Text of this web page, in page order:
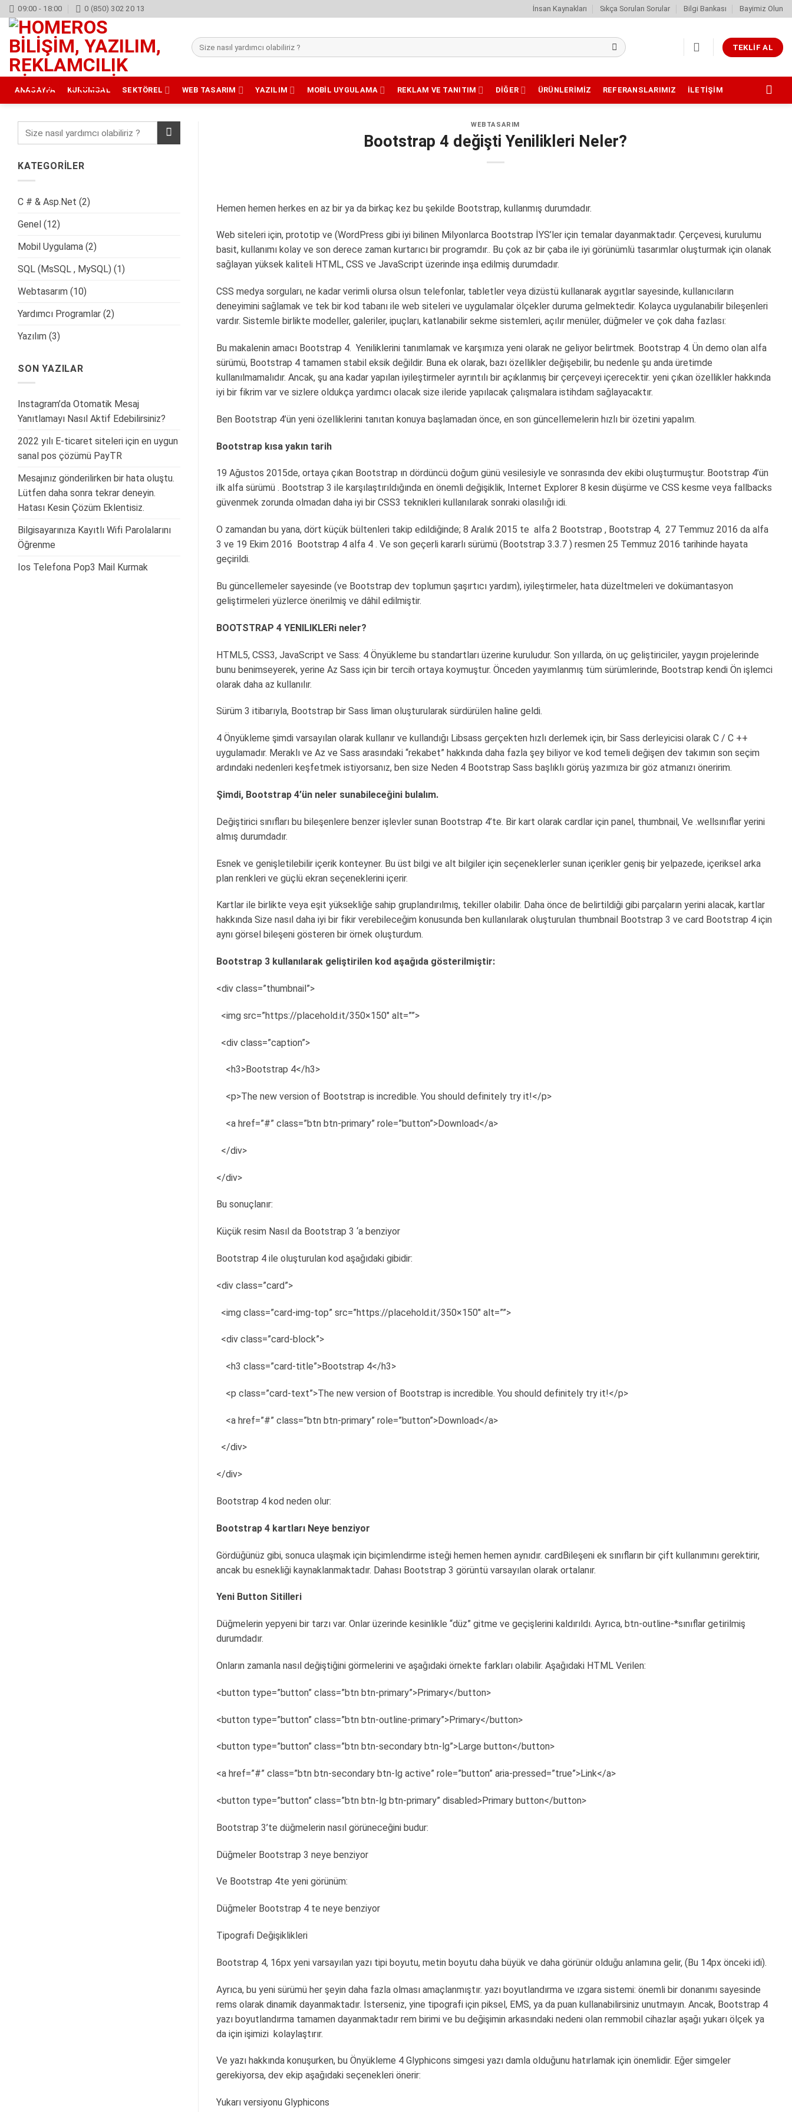
İçeriğe
atla
09:00 - 18:00 0 (850) 302 20 13 İnsan Kaynakları Sıkça Sorulan Sorular Bilgi Bankası Bayimiz Olun
Ara:
TEKLIF AL
ANASAYFA KURUMSAL SEKTÖREL WEB TASARIM YAZILIM MOBIL UYGULAMA REKLAM VE TANITIM DIĞER ÜRÜNLERIMIZ REFERANSLARIMIZ İLETIŞIM
KATEGORİLER
C # & Asp.Net (2)
Genel (12)
Mobil Uygulama (2)
SQL (MsSQL , MySQL) (1)
Webtasarım (10)
Yardımcı Programlar (2)
Yazılım (3)
SON YAZILAR
Instagram’da Otomatik Mesaj
Yanıtlamayı Nasıl Aktif Edebilirsiniz?
2022 yılı E-ticaret siteleri için en uygun
sanal pos çözümü PayTR
Mesajınız gönderilirken bir hata oluştu.
Lütfen daha sonra tekrar deneyin.
Hatası Kesin Çözüm Eklentisiz.
Bilgisayarınıza Kayıtlı Wifi Parolalarını
Öğrenme
Ios Telefona Pop3 Mail Kurmak
WEBTASARIM
Bootstrap 4 değişti Yenilikleri Neler?
Hemen hemen herkes en az bir ya da birkaç kez bu şekilde Bootstrap, kullanmış durumdadır.
Web siteleri için, prototip ve (WordPress gibi iyi bilinen Milyonlarca Bootstrap İYS’ler için temalar dayanmaktadır. Çerçevesi, kurulumu
basit, kullanımı kolay ve son derece zaman kurtarıcı bir programdır.. Bu çok az bir çaba ile iyi görünümlü tasarımlar oluşturmak için olanak
sağlayan yüksek kaliteli HTML, CSS ve JavaScript üzerinde inşa edilmiş durumdadır.
CSS medya sorguları, ne kadar verimli olursa olsun telefonlar, tabletler veya dizüstü kullanarak aygıtlar sayesinde, kullanıcıların
deneyimini sağlamak ve tek bir kod tabanı ile web siteleri ve uygulamalar ölçekler duruma gelmektedir. Kolayca uygulanabilir bileşenleri
vardır. Sistemle birlikte modeller, galeriler, ipuçları, katlanabilir sekme sistemleri, açılır menüler, düğmeler ve çok daha fazlası:
Bu makalenin amacı Bootstrap 4. Yeniliklerini tanımlamak ve karşımıza yeni olarak ne geliyor belirtmek. Bootstrap 4. Ün demo olan alfa
sürümü, Bootstrap 4 tamamen stabil eksik değildir. Buna ek olarak, bazı özellikler değişebilir, bu nedenle şu anda üretimde
kullanılmamalıdır. Ancak, şu ana kadar yapılan iyileştirmeler ayrıntılı bir açıklanmış bir çerçeveyi içerecektir. yeni çıkan özellikler hakkında
iyi bir fikrim var ve sizlere oldukça yardımcı olacak size ileride yapılacak çalışmalara istihdam sağlayacaktır.
Ben Bootstrap 4’ün yeni özelliklerini tanıtan konuya başlamadan önce, en son güncellemelerin hızlı bir özetini yapalım.
Bootstrap kısa yakın tarih
19 Ağustos 2015de, ortaya çıkan Bootstrap ın dördüncü doğum günü vesilesiyle ve sonrasında dev ekibi oluşturmuştur. Bootstrap 4’ün
ilk alfa sürümü . Bootstrap 3 ile karşılaştırıldığında en önemli değişiklik, Internet Explorer 8 kesin düşürme ve CSS kesme veya fallbacks
güvenmek zorunda olmadan daha iyi bir CSS3 teknikleri kullanılarak sonraki olasılığı idi.
O zamandan bu yana, dört küçük bültenleri takip edildiğinde; 8 Aralık 2015 te alfa 2 Bootstrap , Bootstrap 4, 27 Temmuz 2016 da alfa
3 ve 19 Ekim 2016
Bootstrap 4 alfa 4 . Ve son geçerli kararlı sürümü (Bootstrap 3.3.7 ) resmen 25 Temmuz 2016 tarihinde hayata
geçirildi.
Bu güncellemeler sayesinde (ve Bootstrap dev toplumun şaşırtıcı yardım), iyileştirmeler, hata düzeltmeleri ve dokümantasyon
geliştirmeleri yüzlerce önerilmiş ve dâhil edilmiştir.
BOOTSTRAP 4 YENILIKLERi neler?
HTML5, CSS3, JavaScript ve Sass: 4 Önyükleme bu standartları üzerine kuruludur. Son yıllarda, ön uç geliştiriciler, yaygın projelerinde
bunu benimseyerek, yerine Az Sass için bir tercih ortaya koymuştur. Önceden yayımlanmış tüm sürümlerinde, Bootstrap kendi Ön işlemci
olarak daha az kullanılır.
Sürüm 3 itibarıyla, Bootstrap bir Sass liman oluşturularak sürdürülen haline geldi.
4 Önyükleme şimdi varsayılan olarak kullanır ve kullandığı Libsass gerçekten hızlı derlemek için, bir Sass derleyicisi olarak C / C ++
uygulamadır. Meraklı ve Az ve Sass arasındaki “rekabet” hakkında daha fazla şey biliyor ve kod temeli değişen dev takımın son seçim
ardındaki nedenleri keşfetmek istiyorsanız, ben size Neden 4 Bootstrap Sass başlıklı görüş yazımıza bir göz atmanızı öneririm.
Şimdi, Bootstrap 4’ün neler sunabileceğini bulalım.
Değiştirici sınıfları bu bileşenlere benzer işlevler sunan Bootstrap 4’te. Bir kart olarak cardlar için panel, thumbnail, Ve .wellsınıflar yerini
almış durumdadır.
Esnek ve genişletilebilir içerik konteyner. Bu üst bilgi ve alt bilgiler için seçeneklerler sunan içerikler geniş bir yelpazede, içeriksel arka
plan renkleri ve güçlü ekran seçeneklerini içerir.
Kartlar ile birlikte veya eşit yüksekliğe sahip gruplandırılmış, tekiller olabilir. Daha önce de belirtildiği gibi parçaların yerini alacak, kartlar
hakkında Size nasıl daha iyi bir fikir verebileceğim konusunda ben kullanılarak oluşturulan thumbnail Bootstrap 3 ve card Bootstrap 4 için
aynı görsel bileşeni gösteren bir örnek oluşturdum.
Bootstrap 3 kullanılarak geliştirilen kod aşağıda gösterilmiştir:
<div class=”thumbnail”>
<img src=”https://placehold.it/350×150″ alt=””>
<div class=”caption”>
<h3>Bootstrap 4</h3>
<p>The new version of Bootstrap is incredible. You should definitely try it!</p>
<a href=”#” class=”btn btn-primary” role=”button”>Download</a>
</div>
</div>
Bu sonuçlanır:
Küçük resim Nasıl da Bootstrap 3 ‘a benziyor
Bootstrap 4 ile oluşturulan kod aşağıdaki gibidir:
<div class=”card”>
<img class=”card-img-top” src=”https://placehold.it/350×150″ alt=””>
<div class=”card-block”>
<h3 class=”card-title”>Bootstrap 4</h3>
<p class=”card-text”>The new version of Bootstrap is incredible. You should definitely try it!</p>
<a href=”#” class=”btn btn-primary” role=”button”>Download</a>
</div>
</div>
Bootstrap 4 kod neden olur:
Bootstrap 4 kartları Neye benziyor
Gördüğünüz gibi, sonuca ulaşmak için biçimlendirme isteği hemen hemen aynıdır. cardBileşeni ek sınıfların bir çift kullanımını gerektirir,
ancak bu esnekliği kaynaklanmaktadır. Dahası Bootstrap 3 görüntü varsayılan olarak ortalanır.
Yeni Button Sitilleri
Düğmelerin yepyeni bir tarzı var. Onlar üzerinde kesinlikle “düz” gitme ve geçişlerini kaldırıldı. Ayrıca, btn-outline-*sınıflar getirilmiş
durumdadır.
Onların zamanla nasıl değiştiğini görmelerini ve aşağıdaki örnekte farkları olabilir. Aşağıdaki HTML Verilen:
<button type=”button” class=”btn btn-primary”>Primary</button>
<button type=”button” class=”btn btn-outline-primary”>Primary</button>
<button type=”button” class=”btn btn-secondary btn-lg”>Large button</button>
<a href=”#” class=”btn btn-secondary btn-lg active” role=”button” aria-pressed=”true”>Link</a>
<button type=”button” class=”btn btn-lg btn-primary” disabled>Primary button</button>
Bootstrap 3’te düğmelerin nasıl görüneceğini budur:
Düğmeler Bootstrap 3 neye benziyor
Ve Bootstrap 4te yeni görünüm:
Düğmeler Bootstrap 4 te neye benziyor
Tipografi Değişiklikleri
Bootstrap 4, 16px yeni varsayılan yazı tipi boyutu, metin boyutu daha büyük ve daha görünür olduğu anlamına gelir, (Bu 14px önceki idi).
Ayrıca, bu yeni sürümü her şeyin daha fazla olması amaçlanmıştır. yazı boyutlandırma ve ızgara sistemi: önemli bir donanımı sayesinde
rems olarak dinamik dayanmaktadır. İsterseniz, yine tipografi için piksel, EMS, ya da puan kullanabilirsiniz unutmayın. Ancak, Bootstrap 4
yazı boyutlandırma tamamen dayanmaktadır rem birimi ve bu değişimin arkasındaki nedeni olan remmobil cihazlar aşağı yukarı ölçek ya
da için işimizi kolaylaştırır.
Ve yazı hakkında konuşurken, bu Önyükleme 4 Glyphicons simgesi yazı damla olduğunu hatırlamak için önemlidir. Eğer simgeler
gerekiyorsa, dev ekip aşağıdaki seçenekleri önerir:
Yukarı versiyonu Glyphicons